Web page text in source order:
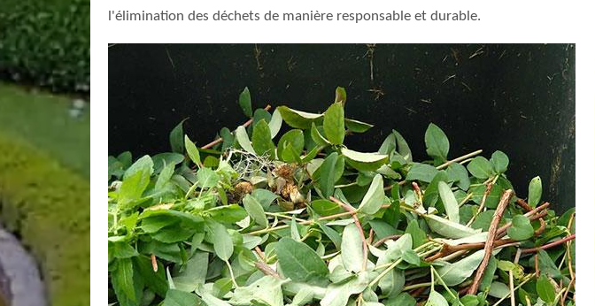
l'élimination des déchets de manière responsable et durable.